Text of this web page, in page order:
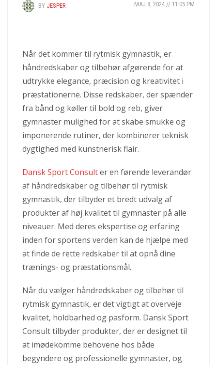
BY JESPER MAJ 8, 2024 // 11:05 PM
Når det kommer til rytmisk gymnastik, er
håndredskaber og tilbehør afgørende for at
udtrykke elegance, præcision og kreativitet i
præstationerne. Disse redskaber, der spænder
fra bånd og køller til bold og reb, giver
gymnaster mulighed for at skabe smukke og
imponerende rutiner, der kombinerer teknisk
dygtighed med kunstnerisk flair.
Dansk Sport Consulter en førende leverandør
af håndredskaber og tilbehør til rytmisk
gymnastik, der tilbyder et bredt udvalg af
produkter af høj kvalitet til gymnaster på alle
niveauer. Med deres ekspertise og erfaring
inden for sportens verden kan de hjælpe med
at finde de rette redskaber til at opnå dine
trænings- og præstationsmål.
Når du vælger håndredskaber og tilbehør til
rytmisk gymnastik, er det vigtigt at overveje
kvalitet, holdbarhed og pasform. Dansk Sport
Consult tilbyder produkter, der er designet til
at imødekomme behovene hos både
begyndere og professionelle gymnaster, og